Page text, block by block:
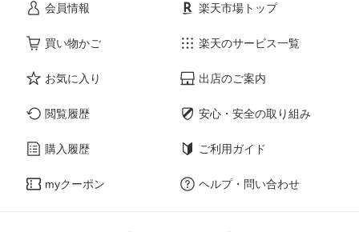
会員情報
買い物かご
お気に入り
閲覧履歴
購入履歴
myクーポン
楽天市場トップ
楽天のサービス一覧
出店のご案内
安心・安全の取り組み
ご利用ガイド
ヘルプ・問い合わせ